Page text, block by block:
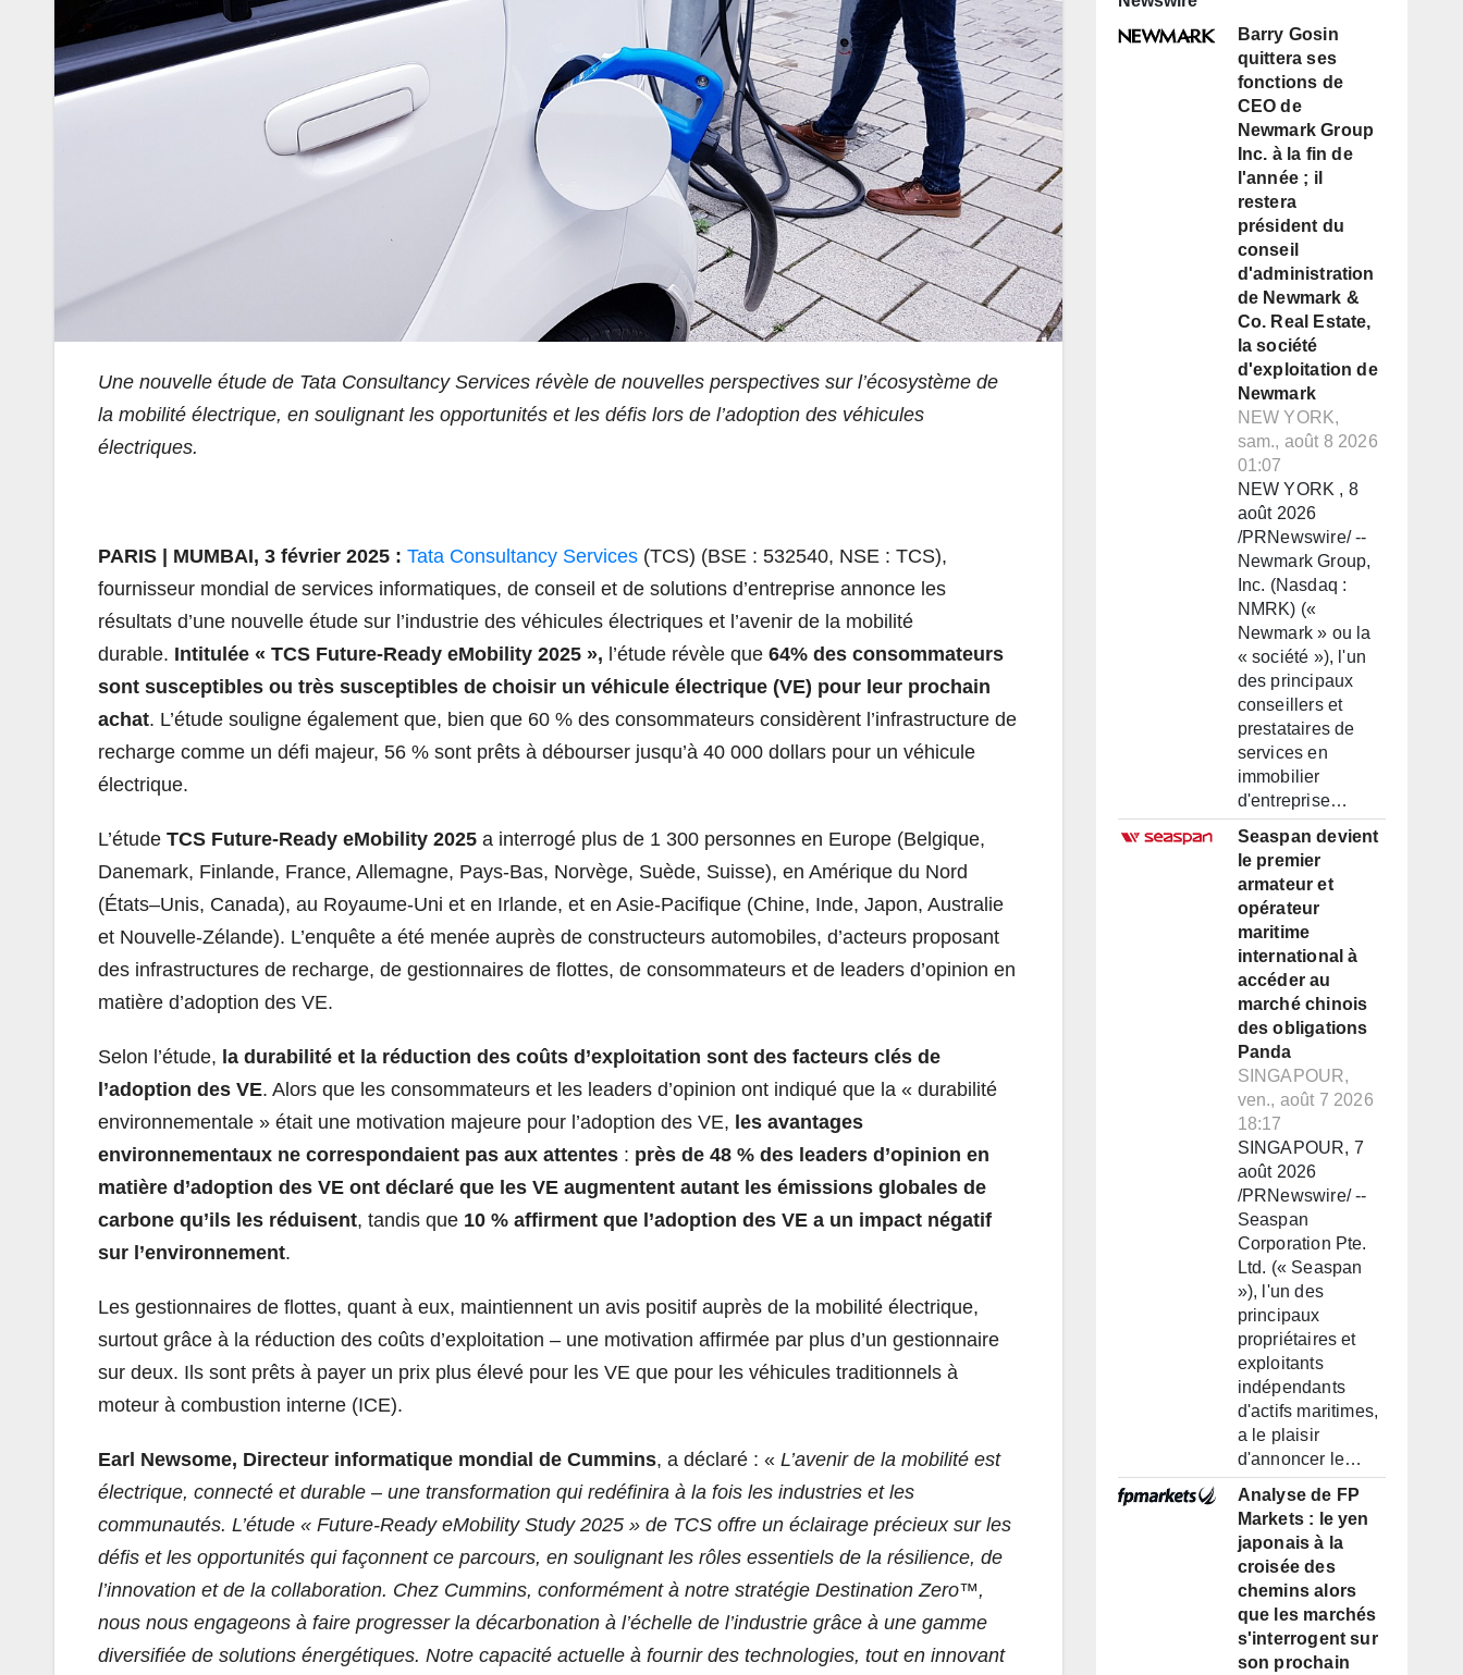
Une nouvelle étude de Tata Consultancy Services révèle de nouvelles perspectives sur l’écosystème de
la mobilité électrique, en soulignant les opportunités et les défis lors de l’adoption des véhicules
électriques.
PARIS | MUMBAI, 3 février 2025 : Tata Consultancy Services (TCS) (BSE : 532540, NSE : TCS),
fournisseur mondial de services informatiques, de conseil et de solutions d’entreprise annonce les
résultats d’une nouvelle étude sur l’industrie des véhicules électriques et l’avenir de la mobilité
durable. Intitulée « TCS Future-Ready eMobility 2025 », l’étude révèle que 64% des consommateurs
sont susceptibles ou très susceptibles de choisir un véhicule électrique (VE) pour leur prochain
achat. L’étude souligne également que, bien que 60 % des consommateurs considèrent l’infrastructure de
recharge comme un défi majeur, 56 % sont prêts à débourser jusqu’à 40 000 dollars pour un véhicule
électrique.
L’étude TCS Future-Ready eMobility 2025 a interrogé plus de 1 300 personnes en Europe (Belgique,
Danemark, Finlande, France, Allemagne, Pays-Bas, Norvège, Suède, Suisse), en Amérique du Nord
(États–Unis, Canada), au Royaume-Uni et en Irlande, et en Asie-Pacifique (Chine, Inde, Japon, Australie
et Nouvelle-Zélande). L’enquête a été menée auprès de constructeurs automobiles, d’acteurs proposant
des infrastructures de recharge, de gestionnaires de flottes, de consommateurs et de leaders d’opinion en
matière d’adoption des VE.
Selon l’étude, la durabilité et la réduction des coûts d’exploitation sont des facteurs clés de
l’adoption des VE. Alors que les consommateurs et les leaders d’opinion ont indiqué que la « durabilité
environnementale » était une motivation majeure pour l’adoption des VE, les avantages
environnementaux ne correspondaient pas aux attentes : près de 48 % des leaders d’opinion en
matière d’adoption des VE ont déclaré que les VE augmentent autant les émissions globales de
carbone qu’ils les réduisent, tandis que 10 % affirment que l’adoption des VE a un impact négatif
sur l’environnement.
Les gestionnaires de flottes, quant à eux, maintiennent un avis positif auprès de la mobilité électrique,
surtout grâce à la réduction des coûts d’exploitation – une motivation affirmée par plus d’un gestionnaire
sur deux. Ils sont prêts à payer un prix plus élevé pour les VE que pour les véhicules traditionnels à
moteur à combustion interne (ICE).
Earl Newsome, Directeur informatique mondial de Cummins, a déclaré : « L’avenir de la mobilité est
électrique, connecté et durable – une transformation qui redéfinira à la fois les industries et les
communautés. L’étude « Future-Ready eMobility Study 2025 » de TCS offre un éclairage précieux sur les
défis et les opportunités qui façonnent ce parcours, en soulignant les rôles essentiels de la résilience, de
l’innovation et de la collaboration. Chez Cummins, conformément à notre stratégie Destination Zero™,
nous nous engageons à faire progresser la décarbonation à l’échelle de l’industrie grâce à une gamme
diversifiée de solutions énergétiques. Notre capacité actuelle à fournir des technologies, tout en innovant
Barry Gosin
quittera ses
fonctions de
CEO de
Newmark Group
Inc. à la fin de
l'année ; il
restera
président du
conseil
d'administration
de Newmark &
Co. Real Estate,
la société
d'exploitation de
Newmark
NEW YORK,
sam., août 8 2026
01:07
NEW YORK , 8
août 2026
/PRNewswire/ --
Newmark Group,
Inc. (Nasdaq :
NMRK) («
Newmark » ou la
« société »), l'un
des principaux
conseillers et
prestataires de
services en
immobilier
d'entreprise…
Seaspan devient
le premier
armateur et
opérateur
maritime
international à
accéder au
marché chinois
des obligations
Panda
SINGAPOUR,
ven., août 7 2026
18:17
SINGAPOUR, 7
août 2026
/PRNewswire/ --
Seaspan
Corporation Pte.
Ltd. (« Seaspan
»), l'un des
principaux
propriétaires et
exploitants
indépendants
d'actifs maritimes,
a le plaisir
d'annoncer le…
Analyse de FP
Markets : le yen
japonais à la
croisée des
chemins alors
que les marchés
s'interrogent sur
son prochain